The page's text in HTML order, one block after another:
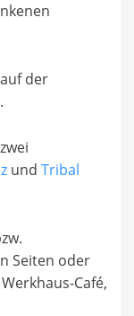
auf der
und Tribal
Seiten oder
Café,